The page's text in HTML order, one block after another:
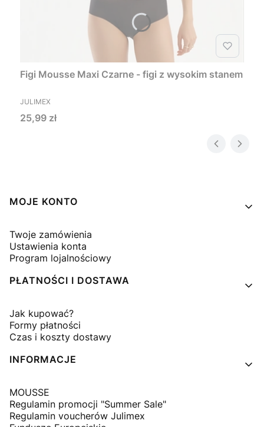
Figi Mousse Maxi Czarne - figi z wysokim stanem
PRODUCENT
JULIMEX
Cena
25,99 zł
Linki w stopce
MOJE KONTO
Twoje zamówienia
Ustawienia konta
Program lojalnościowy
PŁATNOŚCI I DOSTAWA
Jak kupować?
Formy płatności
Czas i koszty dostawy
INFORMACJE
MOUSSE
Regulamin promocji "Summer Sale"
Regulamin voucherów Julimex